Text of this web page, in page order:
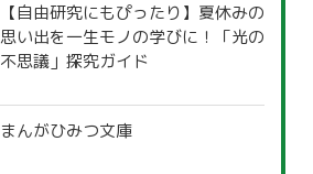
【自由研究にもぴったり】夏休みの
思い出を一生モノの学びに！「光の
不思議」探究ガイド
まんがひみつ文庫